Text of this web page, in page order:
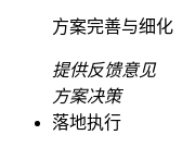
方案完善与细化
提供反馈意见
方案决策
落地执行